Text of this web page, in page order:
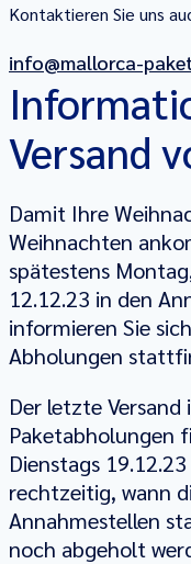
Kontaktieren Sie uns
info@mallorca-
Versand
Damit Ihre
Weihnachten
spätestens
12.12.23 in den
informieren Sie
Abholungen
Der letzte Versand
Paketabholungen
Dienstags
rechtzeitig, wann
Annahmestellen
noch abgeholt